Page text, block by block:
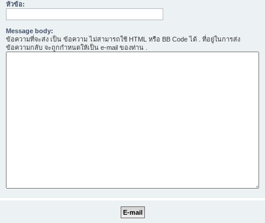
หัวข้อ:
Message body:
ข้อความที่จะส่ง เป็น ข้อความ ไม่สามารถใช้ HTML หรือ BB Code ได้ . ที่อยู่ในการส่ง
ข้อความกลับ จะถูกกำหนดให้เป็น e-mail ของท่าน .